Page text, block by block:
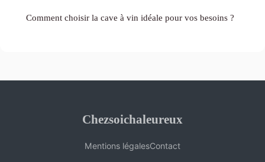
Comment choisir la cave à vin idéale pour vos besoins ?
Chezsoichaleureux
Mentions légalesContact